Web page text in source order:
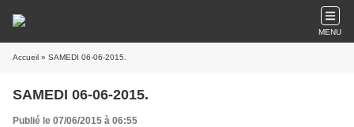
MENU
Accueil » SAMEDI 06-06-2015.
SAMEDI 06-06-2015.
Publié le 07/06/2015 à 06:55